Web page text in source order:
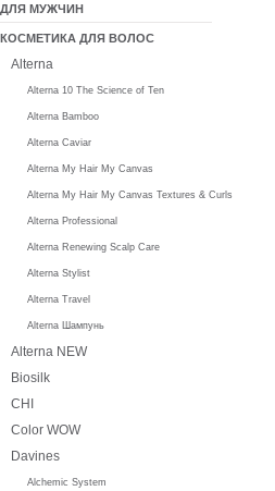
ДЛЯ МУЖЧИН
КОСМЕТИКА ДЛЯ ВОЛОС
Alterna
Alterna 10 The Science of Ten
Alterna Bamboo
Alterna Caviar
Alterna My Hair My Canvas
Alterna My Hair My Canvas Textures & Curls
Alterna Professional
Alterna Renewing Scalp Care
Alterna Stylist
Alterna Travel
Alterna Шампунь
Alterna NEW
Biosilk
CHI
Color WOW
Davines
Alchemic System